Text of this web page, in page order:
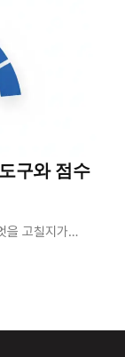
구와 점수
을 고칠지가…